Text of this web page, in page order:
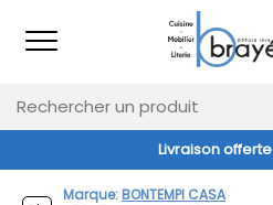
Livraison offerte
Exclusivité web !
Marque:BONTEMPI CASA